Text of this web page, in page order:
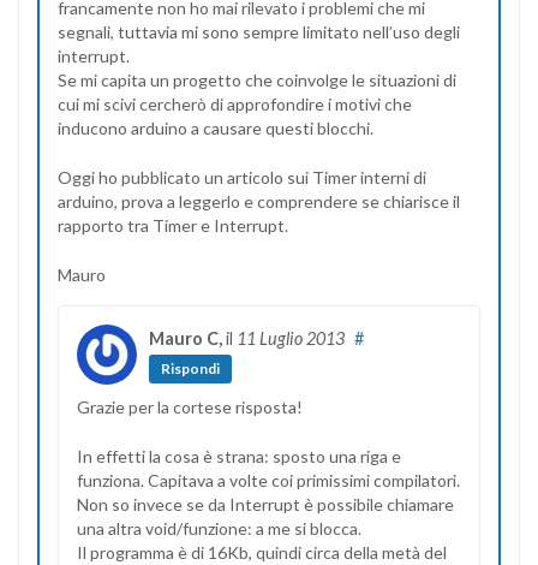
francamente non ho mai rilevato i problemi che mi
segnali, tuttavia mi sono sempre limitato nell’uso degli
interrupt.
Se mi capita un progetto che coinvolge le situazioni di
cui mi scivi cercherò di approfondire i motivi che
inducono arduino a causare questi blocchi.
Oggi ho pubblicato un articolo sui Timer interni di
arduino, prova a leggerlo e comprendere se chiarisce il
rapporto tra Timer e Interrupt.
Mauro
Mauro C,il 11 Luglio 2013 #
Rispondi
Grazie per la cortese risposta!
In effetti la cosa è strana: sposto una riga e
funziona. Capitava a volte coi primissimi compilatori.
Non so invece se da Interrupt è possibile chiamare
una altra void/funzione: a me si blocca.
Il programma è di 16Kb, quindi circa della metà del